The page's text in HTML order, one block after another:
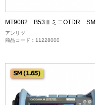
MT9082 B53ⅡミニOTDR SM
アンリツ
商品コード：11228000